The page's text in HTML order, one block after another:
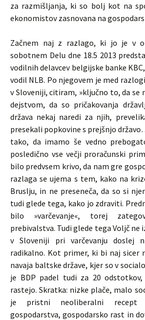
za razmišljanja, ki so bolj kot na
ekonomistov zasnovana na
Začnem naj z razlago, ki jo je v
sobotnem Delu dne 18.5 2013
vodilnih delavcev belgijske banke
vodil NLB. Po njegovem je med
v Sloveniji, citiram, »ključno to, da
dejstvom, da so pričakovanja
država nekaj naredi za njih,
presekali popkovine s prejšnjo
tako, da imamo še vedno
posledično vse večji proračunski
bilo predvsem krivo, da nam gre
razlaga se ujema s tem, kako na
Bruslju, in ne preseneča, da so si
tudi glede tega, kako jo zdraviti.
bilo »varčevanje«, torej
prebivalstva. Tudi glede tega Voljč ne
v Sloveniji pri varčevanju doslej
radikalno. Kot primer, ki bi naj sicer
navaja baltske države, kjer so v
je BDP padel tudi za 20
rastejo. Skratka: nizke plače, malo
je pristni neoliberalni recept
gospodarstva, gospodarsko rast in